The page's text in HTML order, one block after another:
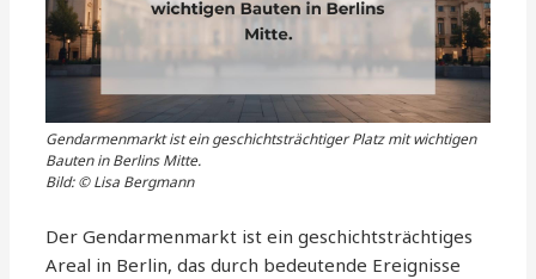
Gendarmenmarkt ist ein geschichtsträchtiger Platz mit wichtigen
Bauten in Berlins Mitte.
Bild: © Lisa Bergmann
Der Gendarmenmarkt ist ein geschichtsträchtiges
Areal in Berlin, das durch bedeutende Ereignisse